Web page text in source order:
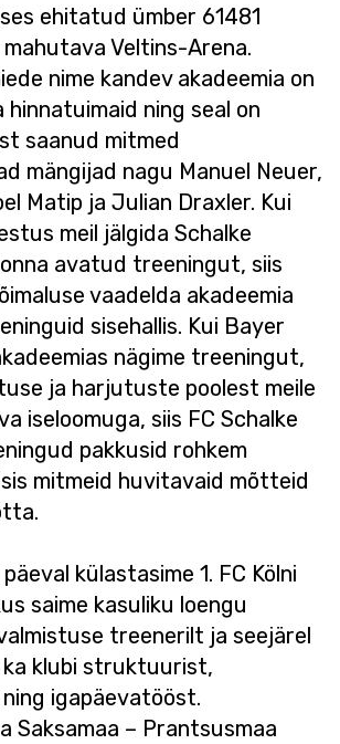
ehitatud ümber 61481
Veltins-Arena.
nime kandev akadeemia on
hinnatuimaid ning seal on
saanud mitmed
mängijad nagu Manuel Neuer,
Matip ja Julian Draxler. Kui
meil jälgida Schalke
avatud treeningut, siis
vaadelda akadeemia
sisehallis. Kui Bayer
nägime treeningut,
ja harjutuste poolest meile
iseloomuga, siis FC Schalke
pakkusid rohkem
mitmeid huvitavaid mõtteid
külastasime 1. FC Kölni
saime kasuliku loengu
treenerilt ja seejärel
klubi struktuurist,
igapäevatööst.
Saksamaa – Prantsusmaa